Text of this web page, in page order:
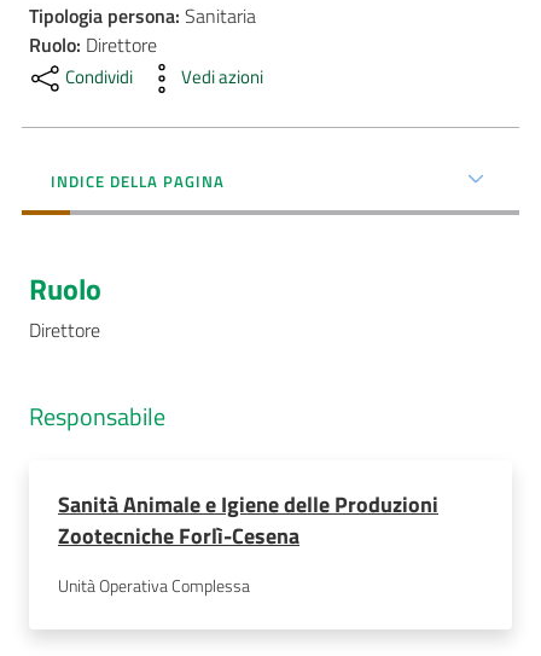
Servizi
Luoghi
di
AUSL
Carta
Dedicato
Tipologia persona: Sanitaria
Ruolo: Direttore
Condividi Vedi azioni
INDICE DELLA PAGINA
Ruolo
Direttore
Responsabile
Sanità Animale e Igiene delle Produzioni
Zootecniche Forlì-Cesena
Unità Operativa Complessa